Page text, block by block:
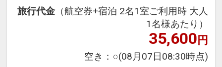
にも最適！
旅行期間中の1泊だけの宿泊や延
泊・飛び泊なども自由自在です。
フライトは、安心のJAL（または
JALグループ）確約！フライトマイ
旅行代金 （航空券+宿泊 2名1室ご利用時 大人
1名様あたり）
35,600円
空き： ○(08月07日08:30時点)